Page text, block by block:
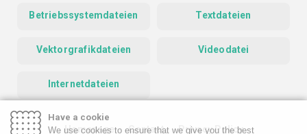
Betriebssystemdateien Textdateien
Vektorgrafikdateien Videodatei
Internetdateien
Homepage Contact Privacy Policy
Have a cookie
We use cookies to ensure that we give you the best